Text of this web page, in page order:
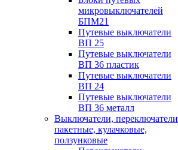
микровыключателей
БПМ21
Путевые выключатели
ВП 25
Путевые выключатели
ВП 36 пластик
Путевые выключатели
ВП 24
Путевые выключатели
ВП 36 металл
Выключатели, переключатели
пакетные, кулачковые,
ползунковые